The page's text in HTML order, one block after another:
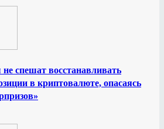
спешат восстанавливать
в криптовалюте, опасаясь